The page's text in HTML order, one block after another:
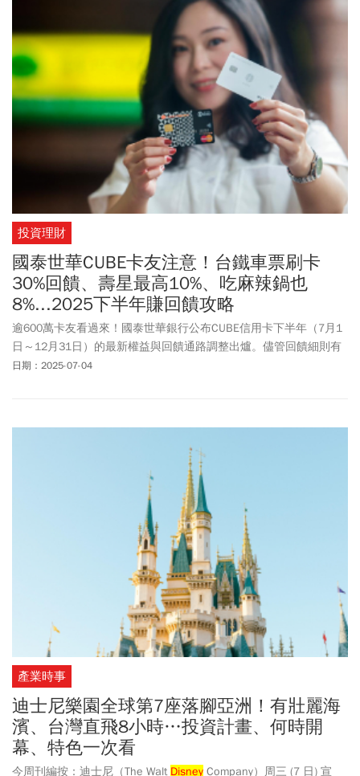
投資理財
國泰世華CUBE卡友注意！台鐵車票刷卡
30%回饋、壽星最高10%、吃麻辣鍋也
8%...2025下半年賺回饋攻略
逾600萬卡友看過來！國泰世華銀行公布CUBE信用卡下半年（7月1
日～12月31日）的最新權益與回饋通路調整出爐。儘管回饋細則有
所變動，但卡片原有的三種權益分級和六大權益方案都將維持不
「趣旅行」、「集精選」與「樂饗購」等權益方案的最新通路調
整，助您輕鬆刷出最高優惠！
日期：2025-07-04
產業時事
迪士尼樂園全球第7座落腳亞洲！有壯麗海
濱、台灣直飛8小時…投資計畫、何時開
幕、特色一次看
今周刊編按：迪士尼（The Walt Disney Company）周三 (7 日) 宣